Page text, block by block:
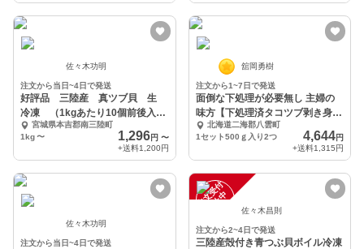
佐々木功明
注文から当日~4日で発送
好評品 三陸産 真ツブ貝 生
冷凍 （1kgあたり10個前後入
り）宮城県本吉郡南三陸町
1kg〜 1,296円 〜
+送料1,200円
舘岡勇樹
注文から1~7日で発送
面倒な下処理が必要無し 主婦の
味方【下処理済タコツブ剥き身】
1キロ入り
北海道二海郡八雲町
1セット500ｇ入り2つ
4,644円
+送料1,315円
佐々木功明
注文から当日~4日で発送
注
文
受
付
停
止
中 佐々木昌則
注文から2~4日で発送
三陸産殻付き青つぶ貝ボイル冷凍